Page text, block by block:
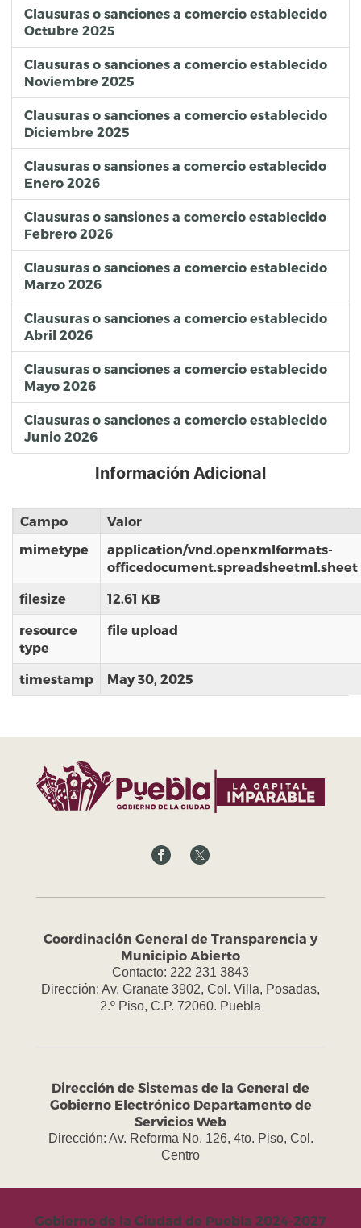
Clausuras o sanciones a comercio establecido
Octubre 2025
Clausuras o sanciones a comercio establecido
Noviembre 2025
Clausuras o sanciones a comercio establecido
Diciembre 2025
Clausuras o sansiones a comercio establecido
Enero 2026
Clausuras o sansiones a comercio establecido
Febrero 2026
Clausuras o sanciones a comercio establecido
Marzo 2026
Clausuras o sanciones a comercio establecido
Abril 2026
Clausuras o sanciones a comercio establecido
Mayo 2026
Clausuras o sanciones a comercio establecido
Junio 2026
Información Adicional
Campo
Valor
mimetype
application/vnd.openxmlformats-
officedocument.spreadsheetml.sheet
filesize 12.61 KB
resource
type
file upload
timestamp May 30, 2025
Coordinación General de Transparencia y
Municipio Abierto
Contacto: 222 231 3843
Dirección: Av. Granate 3902, Col. Villa, Posadas,
2.º Piso, C.P. 72060. Puebla
Dirección de Sistemas de la General de
Gobierno Electrónico Departamento de
Servicios Web
Dirección: Av. Reforma No. 126, 4to. Piso, Col.
Centro
Gobierno de la Ciudad de Puebla 2024-2027